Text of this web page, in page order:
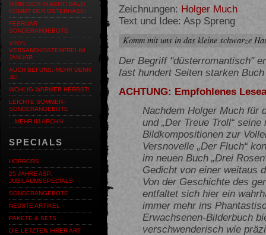
NIMM DICH IN ACHT! BALD
KOMMT DER OSTERHASE!
FEBRUAR
SONDERANGEBOTE
VINYL
VERSANDKOSTENFREI IM
JANUAR
AUCH BEI UNS: MEHR DENN
JE!
WOHLIG WARMER HERBST!
LEICHTE SOMMER-
SONDERANGEBOTE
…MEHR IM ARCHIV
SPECIALS
HORRORS
25 JAHRE ASP.
JUBILÄUMSSPECIALS
SONDERANGEBOTE
NEUSTE ARTIKEL
PAKETE & SETS
DIE LETZTEN IHRER ART
Zeichnungen: Holger Much
Text und Idee: Asp Spreng
Komm mit uns in das kleine schwarze
Der Begriff "düsterromantisch"
fast hundert Seiten starken
ACHTUNG: Empfohlenes
Nachdem Holger Much für
und „Der Treue Troll“
Bildkompositionen zur
Versnovelle „Der Fluch“
im neuen Buch „Drei
Gedicht von einer weitaus
Von der Geschichte des
entfaltet sich hier ein
immer mehr ins
Erwachsenen-Bilderbuch
verschwenderisch wie